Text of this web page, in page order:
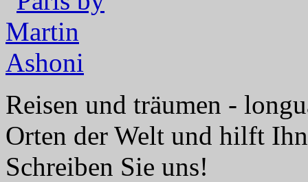
Reisen und träumen -
Orten der Welt und hilft
Schreiben Sie uns!